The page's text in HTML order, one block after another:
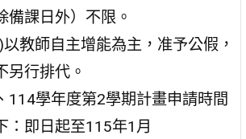
備課日外）不限。
以教師自主增能為主，准予公假，
另行排代。
114學年度第2學期計畫申請時間
：即日起至115年1月